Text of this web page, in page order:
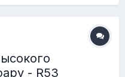
- R53